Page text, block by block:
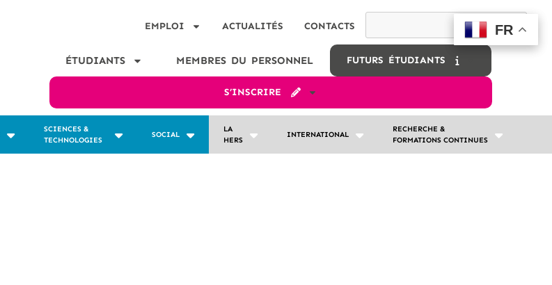
EMPLOI ACTUALITÉS CONTACTS
ÉTUDIANTS MEMBRES DU PERSONNEL FUTURS ÉTUDIANTS
S’INSCRIRE
SCIENCES &
TECHNOLOGIES
SOCIAL
LA
HERS
INTERNATIONAL
RECHERCHE &
FORMATIONS CONTINUES
FR
FR